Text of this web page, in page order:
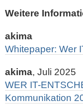
Weitere
akima
Whitepaper: Wer
akima, Juli 2025
WER IT-
Kommunikation